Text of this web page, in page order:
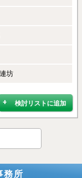
坊
検討リストに追加
務所